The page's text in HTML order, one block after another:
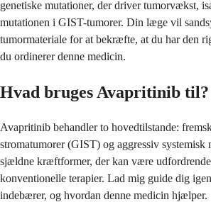
genetiske mutationer, der driver tumorvækst,
mutationen i GIST-tumorer. Din læge vil
tumormateriale for at bekræfte, at du har den
du ordinerer denne medicin.
Hvad bruges Avapritinib til?
Avapritinib behandler to hovedtilstande:
stromatumorer (GIST) og aggressiv systemisk
sjældne kræftformer, der kan være udfordrende
konventionelle terapier. Lad mig guide dig
indebærer, og hvordan denne medicin hjælper.